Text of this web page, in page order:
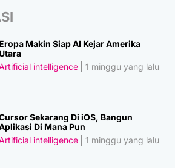
Eropa Makin Siap AI Kejar Amerika
Utara
intelligence
1 minggu yang lalu
Sekarang Di iOS, Bangun
Di Mana Pun
intelligence
1 minggu yang lalu